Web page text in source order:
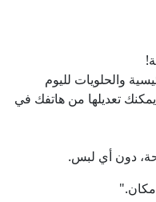
والحلويات لليوم
تعديلها من هاتفك في
دون أي لبس.